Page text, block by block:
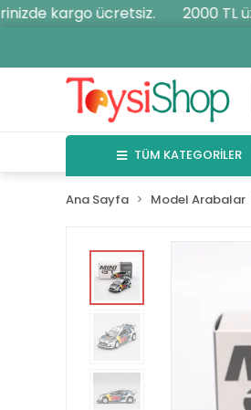
kargo ücretsiz. 2000 TL
TÜM KATEGORİLER
Ana Sayfa Model Arabalar